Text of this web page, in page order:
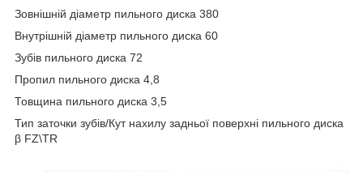
Зовнішній діаметр пильного диска 380
Внутрішній діаметр пильного диска 60
Зубів пильного диска 72
Пропил пильного диска 4,8
Товщина пильного диска 3,5
Тип заточки зубів/Кут нахилу задньої поверхні пильного диска
β FZ\TR